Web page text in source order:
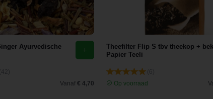
Ayurvedische
Vanaf € 4,70
Theefilter Flip S tbv theekop +
Papier Teeli
Op voorraad